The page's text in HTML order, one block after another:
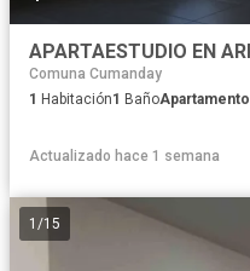
Comuna Cumanday
1 Habitación1 BañoApartamento
Actualizado hace 1 semana
1 /15